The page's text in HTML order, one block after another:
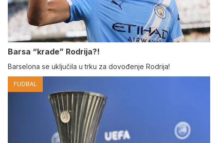
Barsa “krade” Rodrija?!
Barselona se uključila u trku za dovođenje Rodrija!
FUDBAL